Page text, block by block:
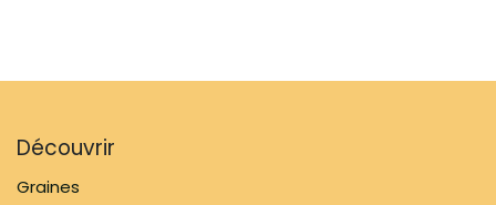
Découvrir
Graines